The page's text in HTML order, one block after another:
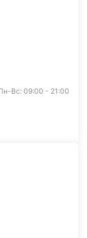
Вс: 09:00 - 21:00